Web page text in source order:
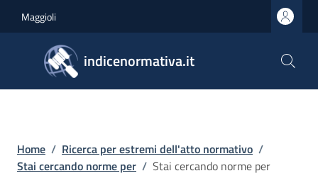
Maggioli
indicenormativa.it
Briciole di pane
Home / Ricerca per estremi dell'atto normativo /
Stai cercando norme per / Stai cercando norme per